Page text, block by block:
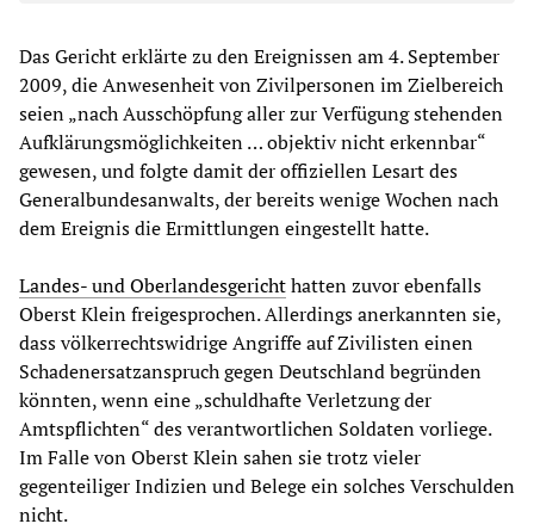
Das Gericht erklärte zu den Ereignissen am 4. September
2009, die Anwesenheit von Zivilpersonen im Zielbereich
seien „nach Ausschöpfung aller zur Verfügung stehenden
Aufklärungsmöglichkeiten … objektiv nicht erkennbar“
gewesen, und folgte damit der offiziellen Lesart des
Generalbundesanwalts, der bereits wenige Wochen nach
dem Ereignis die Ermittlungen eingestellt hatte.
Landes- und Oberlandesgerichthatten zuvor ebenfalls
Oberst Klein freigesprochen. Allerdings anerkannten sie,
dass völkerrechtswidrige Angriffe auf Zivilisten einen
Schadenersatzanspruch gegen Deutschland begründen
könnten, wenn eine „schuldhafte Verletzung der
Amtspflichten“ des verantwortlichen Soldaten vorliege.
Im Falle von Oberst Klein sahen sie trotz vieler
gegenteiliger Indizien und Belege ein solches Verschulden
nicht.